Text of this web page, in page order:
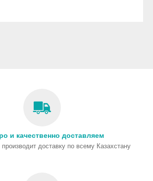
и качественно доставляем
доставку по всему Казахстану